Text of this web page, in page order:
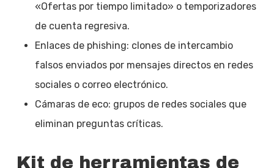
«Ofertas por tiempo limitado» o temporizadores
de cuenta regresiva.
Enlaces de phishing: clones de intercambio
falsos enviados por mensajes directos en redes
sociales o correo electrónico.
Cámaras de eco: grupos de redes sociales que
eliminan preguntas críticas.
Kit de herramientas de